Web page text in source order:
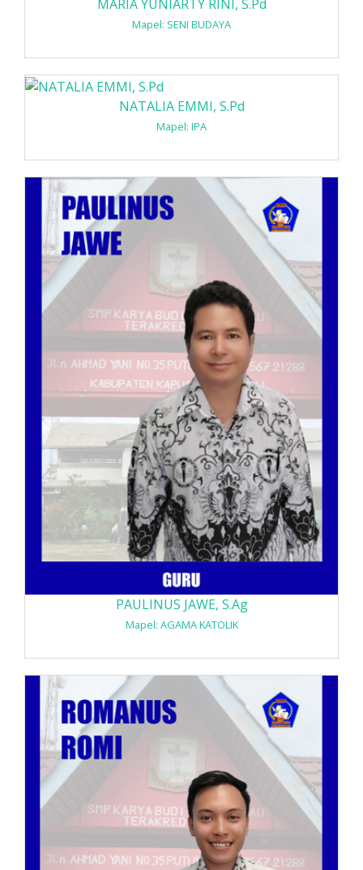
MARIA YUNIARTY RINI, S.Pd
Mapel: SENI BUDAYA
NATALIA EMMI, S.Pd
Mapel: IPA
PAULINUS JAWE, S.Ag
Mapel: AGAMA KATOLIK